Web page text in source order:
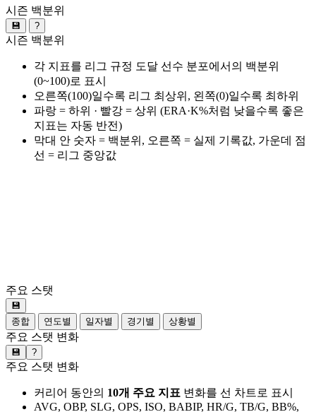
시즌 백분위
💾 ?
시즌 백분위
각 지표를 리그 규정 도달 선수 분포에서의 백분위
(0~100)로 표시
오른쪽(100)일수록 리그 최상위, 왼쪽(0)일수록 최하위
파랑 = 하위 · 빨강 = 상위 (ERA·K%처럼 낮을수록 좋은
지표는 자동 반전)
막대 안 숫자 = 백분위, 오른쪽 = 실제 기록값, 가운데 점
선 = 리그 중앙값
주요 스탯
💾
종합
연도별 일자별 경기별 상황별
주요 스탯 변화
💾 ?
주요 스탯 변화
커리어 동안의 10개 주요 지표 변화를 선 차트로 표시
AVG, OBP, SLG, OPS, ISO, BABIP, HR/G, TB/G, BB%,